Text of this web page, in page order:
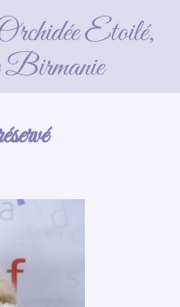
Etoilé,
Birmanie
réservé